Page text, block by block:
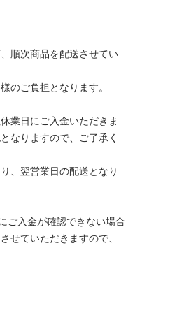
順次商品を配送させてい
のご負担となります。
業日にご入金いただきま
なりますので、ご了承く
、翌営業日の配送となり
ご入金が確認できない場合
せていただきますので、